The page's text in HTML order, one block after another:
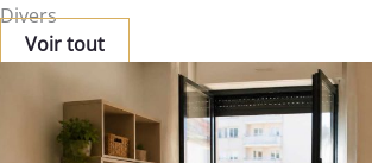
Divers
Voir tout